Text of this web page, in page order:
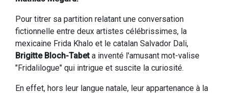
Pour titrer sa partition relatant une conversation
fictionnelle entre deux artistes célébrissimes, la
mexicaine Frida Khalo et le catalan Salvador Dali,
Brigitte Bloch-Tabeta inventé l'amusant mot-valise
"Fridalilogue" qui intrigue et suscite la curiosité.
En effet, hors leur langue natale, leur appartenance à la